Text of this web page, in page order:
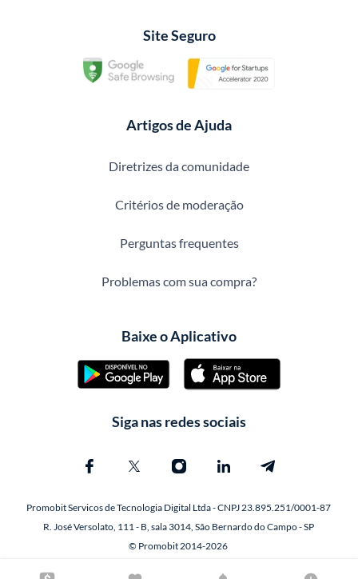
Site Seguro
Artigos de Ajuda
Diretrizes da comunidade
Critérios de moderação
Perguntas frequentes
Problemas com sua compra?
Baixe o Aplicativo
Siga nas redes sociais
Promobit Servicos de Tecnologia Digital Ltda - CNPJ 23.895.251/0001-87
R. José Versolato, 111 - B, sala 3014, São Bernardo do Campo - SP
© Promobit 2014-2026